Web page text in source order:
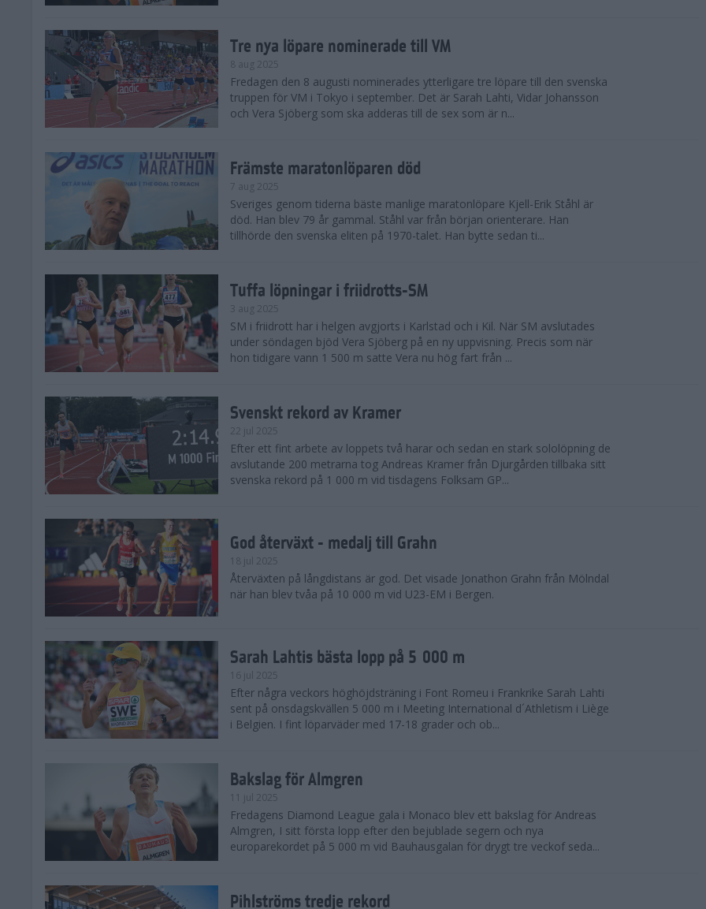
Tre nya löpare nominerade till VM
8 aug 2025
Fredagen den 8 augusti nominerades ytterligare tre löpare till den svenska
truppen för VM i Tokyo i september. Det är Sarah Lahti, Vidar Johansson
och Vera Sjöberg som ska adderas till de sex som är n...
Främste maratonlöparen död
7 aug 2025
Sveriges genom tiderna bäste manlige maratonlöpare Kjell-Erik Ståhl är
död. Han blev 79 år gammal. Ståhl var från början orienterare. Han
tillhörde den svenska eliten på 1970-talet. Han bytte sedan ti...
Tuffa löpningar i friidrotts-SM
3 aug 2025
SM i friidrott har i helgen avgjorts i Karlstad och i Kil. När SM avslutades
under söndagen bjöd Vera Sjöberg på en ny uppvisning. Precis som när
hon tidigare vann 1 500 m satte Vera nu hög fart från ...
Svenskt rekord av Kramer
22 jul 2025
Efter ett fint arbete av loppets två harar och sedan en stark sololöpning de
avslutande 200 metrarna tog Andreas Kramer från Djurgården tillbaka sitt
svenska rekord på 1 000 m vid tisdagens Folksam GP...
God återväxt - medalj till Grahn
18 jul 2025
Återväxten på långdistans är god. Det visade Jonathon Grahn från Mölndal
när han blev tvåa på 10 000 m vid U23-EM i Bergen.
Sarah Lahtis bästa lopp på 5 000 m
16 jul 2025
Efter några veckors höghöjdsträning i Font Romeu i Frankrike Sarah Lahti
sent på onsdagskvällen 5 000 m i Meeting International d´Athletism i Liège
i Belgien. I fint löparväder med 17-18 grader och ob...
Bakslag för Almgren
11 jul 2025
Fredagens Diamond League gala i Monaco blev ett bakslag för Andreas
Almgren, I sitt första lopp efter den bejublade segern och nya
europarekordet på 5 000 m vid Bauhausgalan för drygt tre veckof seda...
Pihlströms tredje rekord